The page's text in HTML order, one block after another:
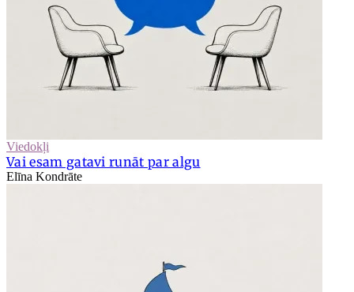
Viedokļi
Vai esam gatavi runāt par algu
Elīna Kondrāte